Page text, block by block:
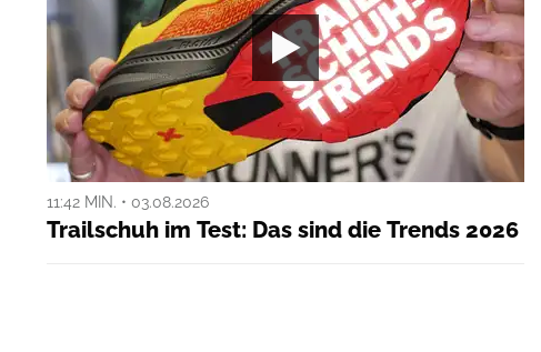
11:42 MIN. • 03.08.2026
Trailschuh im Test: Das sind die Trends 2026